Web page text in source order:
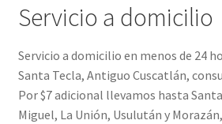
Servicio a domicilio
Servicio a domicilio en menos de 24
Santa Tecla, Antiguo Cuscatlán,
Por $7 adicional llevamos hasta
Miguel, La Unión, Usulután y